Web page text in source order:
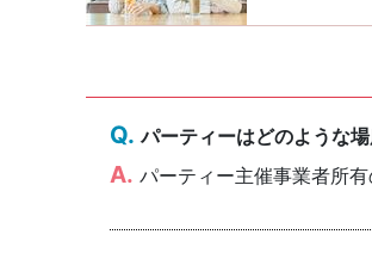
パーティーはどのような
パーティー主催事業者所